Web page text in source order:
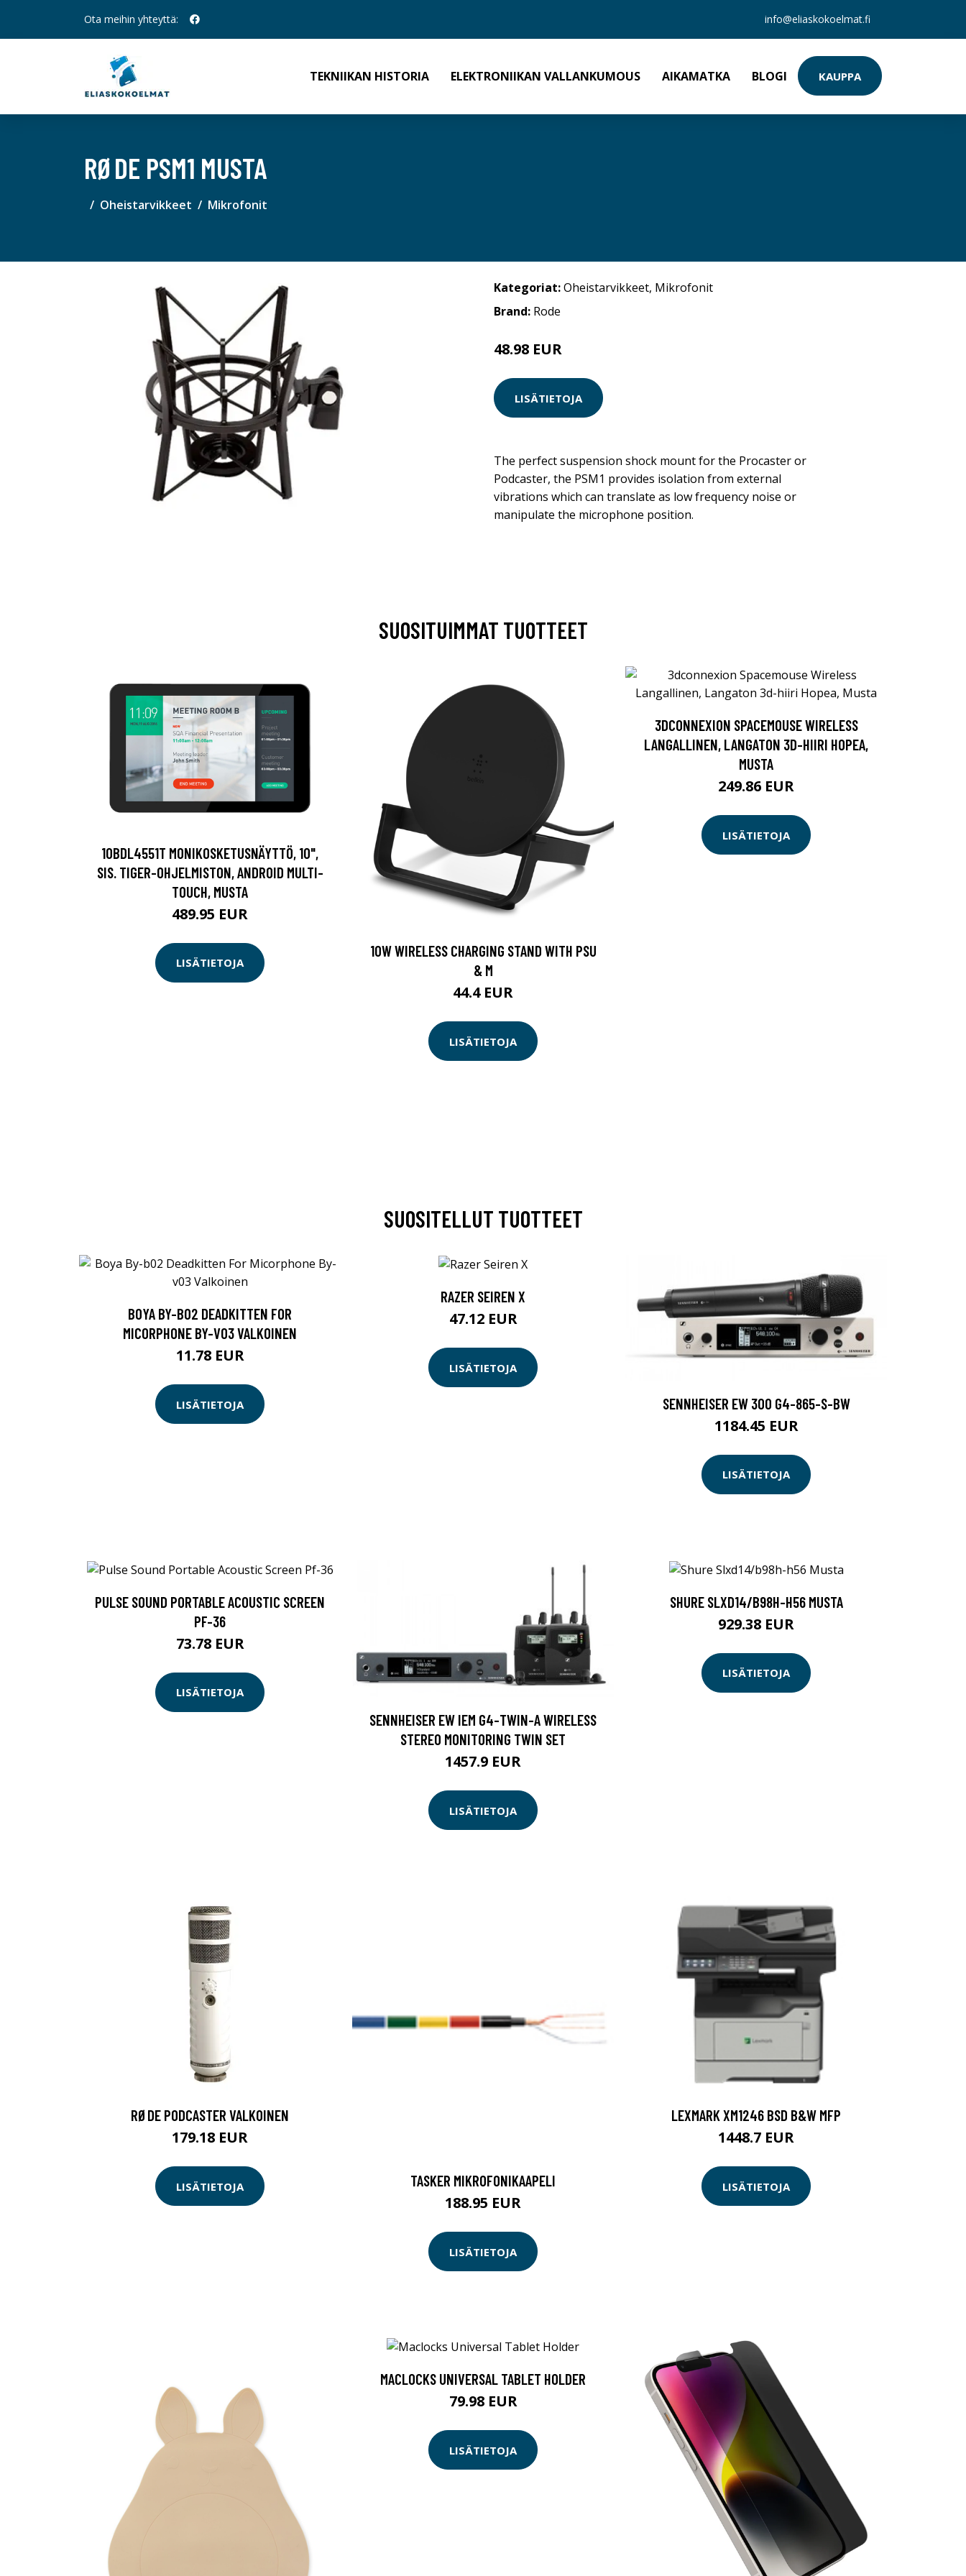
Ota meihin yhteyttä: info@eliaskokoelmat.fi
TEKNIIKAN HISTORIA ELEKTRONIIKAN VALLANKUMOUS AIKAMATKA BLOGI KAUPPA
RØDE PSM1 MUSTA
Oheistarvikkeet Mikrofonit
Kategoriat:Oheistarvikkeet, Mikrofonit
Brand: Rode
48.98 EUR
LISÄTIETOJA
The perfect suspension shock mount for the Procaster or
Podcaster, the PSM1 provides isolation from external
vibrations which can translate as low frequency noise or
manipulate the microphone position.
SUOSITUIMMAT TUOTTEET
10BDL4551T MONIKOSKETUSNÄYTTÖ, 10",
SIS. TIGER-OHJELMISTON, ANDROID MULTI-
TOUCH, MUSTA
489.95 EUR
LISÄTIETOJA
10W WIRELESS CHARGING STAND WITH PSU
& M
44.4 EUR
LISÄTIETOJA
3DCONNEXION SPACEMOUSE WIRELESS
LANGALLINEN, LANGATON 3D-HIIRI HOPEA,
MUSTA
249.86 EUR
LISÄTIETOJA
SUOSITELLUT TUOTTEET
BOYA BY-B02 DEADKITTEN FOR
MICORPHONE BY-V03 VALKOINEN
11.78 EUR
LISÄTIETOJA
RAZER SEIREN X
47.12 EUR
LISÄTIETOJA
SENNHEISER EW 300 G4-865-S-BW
1184.45 EUR
LISÄTIETOJA
PULSE SOUND PORTABLE ACOUSTIC SCREEN
PF-36
73.78 EUR
LISÄTIETOJA
SENNHEISER EW IEM G4-TWIN-A WIRELESS
STEREO MONITORING TWIN SET
1457.9 EUR
LISÄTIETOJA
SHURE SLXD14/B98H-H56 MUSTA
929.38 EUR
LISÄTIETOJA
RØDE PODCASTER VALKOINEN
179.18 EUR
LISÄTIETOJA TASKER MIKROFONIKAAPELI
188.95 EUR
LISÄTIETOJA
LEXMARK XM1246 BSD B&W MFP
1448.7 EUR
LISÄTIETOJA
MACLOCKS UNIVERSAL TABLET HOLDER
79.98 EUR
LISÄTIETOJA